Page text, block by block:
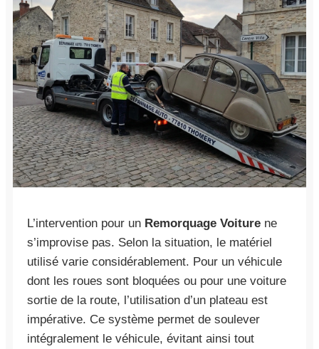
L’intervention pour un Remorquage Voiture ne
s’improvise pas. Selon la situation, le matériel
utilisé varie considérablement. Pour un véhicule
dont les roues sont bloquées ou pour une voiture
sortie de la route, l’utilisation d’un plateau est
impérative. Ce système permet de soulever
intégralement le véhicule, évitant ainsi tout